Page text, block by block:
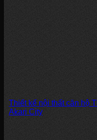
Thiết kế nội thất căn hộ
Akari City